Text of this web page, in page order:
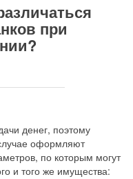
при
денег, поэтому
оформляют
по которым могут
и того же имущества: